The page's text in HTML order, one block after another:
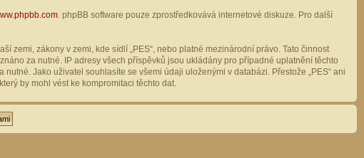
. phpBB software pouze zprostředkovává internetové diskuze. Pro další
zemi, zákony v zemi, kde sídlí „PES“, nebo platné mezinárodní právo. Tato činnost
za nutné. IP adresy všech příspěvků jsou ukládány pro případné uplatnění těchto
Jako uživatel souhlasíte se všemi údaji uloženými v databázi. Přestože „PES“ ani
by mohl vést ke kompromitaci těchto dat.